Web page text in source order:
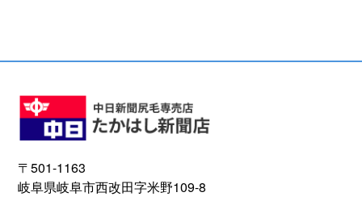
〒501-1163
岐阜県岐阜市西改田字米野109-8